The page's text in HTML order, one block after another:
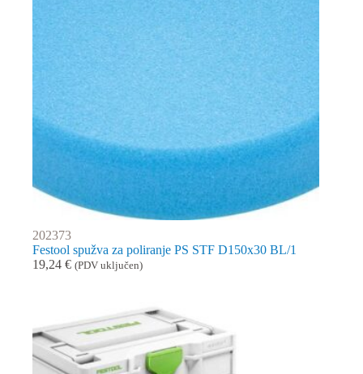
202373
Festool spužva za poliranje PS STF D150x30 BL/1
19,24 € (PDV uključen)